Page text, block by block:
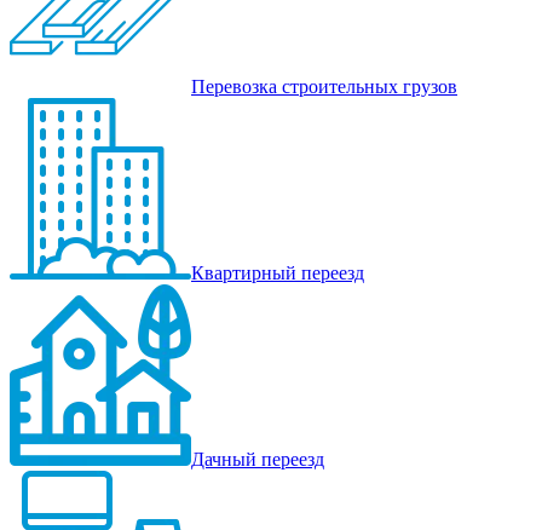
Перевозка строительных грузов
Квартирный переезд
Дачный переезд